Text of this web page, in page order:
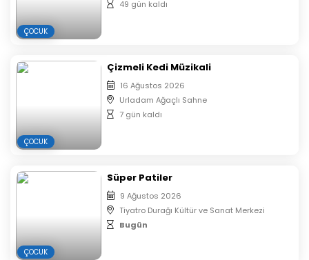
sayısı ve yaşı ne olursa olsun en az 1 veli
salonda olmalıdır.
E-Biletiniz Mail ve Sms olarak size gelecektir.
Çıktı almanıza gerek yoktur.
ÇOCUK
49 gün kaldı
ÇOCUK
Çizmeli Kedi Müzikali
16 Ağustos 2026
Urladam Ağaçlı Sahne
7 gün kaldı
ÇOCUK
Süper Patiler
9 Ağustos 2026
Tiyatro Durağı Kültür ve Sanat Merkezi
Bugün